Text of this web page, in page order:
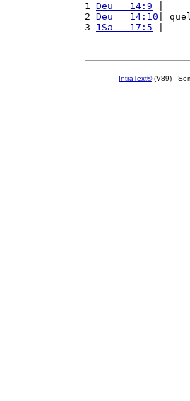
1 Deu   14:9 |
2 Deu   14:10 |
3 1Sa   17:5
IntraText®(V89) -